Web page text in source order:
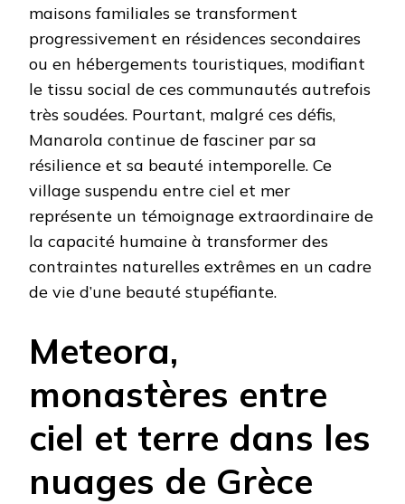
maisons familiales se transforment
progressivement en résidences secondaires
ou en hébergements touristiques, modifiant
le tissu social de ces communautés autrefois
très soudées. Pourtant, malgré ces défis,
Manarola continue de fasciner par sa
résilience et sa beauté intemporelle. Ce
village suspendu entre ciel et mer
représente un témoignage extraordinaire de
la capacité humaine à transformer des
contraintes naturelles extrêmes en un cadre
de vie d’une beauté stupéfiante.
Meteora,
monastères entre
ciel et terre dans les
nuages de Grèce